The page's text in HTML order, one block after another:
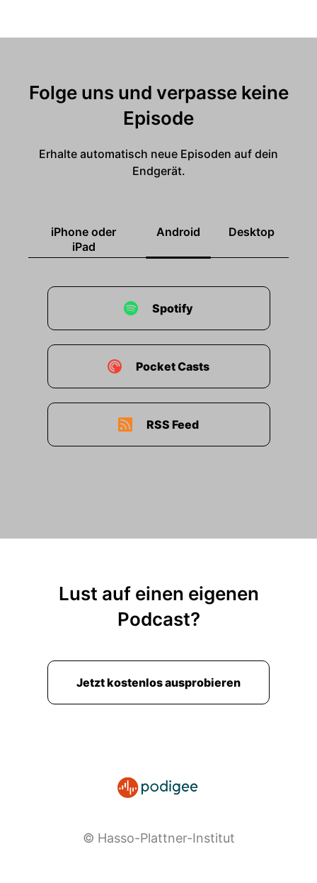
Folge uns und verpasse keine
Episode
Erhalte automatisch neue Episoden auf dein
Endgerät.
iPhone oder
iPad
Android Desktop
Spotify
Pocket Casts
RSS Feed
Lust auf einen eigenen
Podcast?
Jetzt kostenlos ausprobieren
© Hasso-Plattner-Institut